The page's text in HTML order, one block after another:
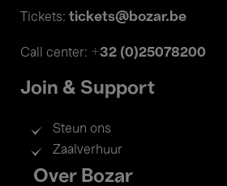
Tickets: tickets@bozar.be
Call center: +32 (0)25078200
Join & Support
Steun ons
Zaalverhuur
Footer
Over Bozar